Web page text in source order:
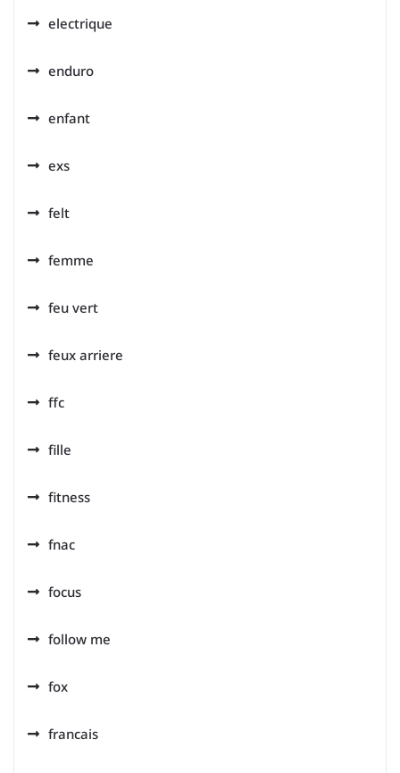
electrique
enduro
enfant
exs
felt
femme
feu vert
feux arriere
ffc
fille
fitness
fnac
focus
follow me
fox
francais